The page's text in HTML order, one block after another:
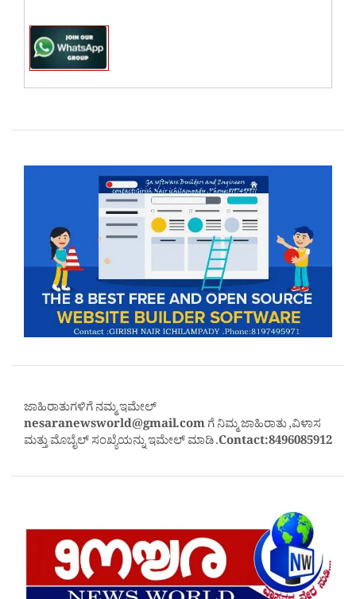
ಜಾಹಿರಾತುಗಳಿಗೆ ನಮ್ಮ ಇಮೇಲ್
nesaranewsworld@gmail.comಗೆ ನಿಮ್ಮ ಜಾಹಿರಾತು ,ವಿಳಾಸ
ಮತ್ತು ಮೊಬೈಲ್ ಸಂಖ್ಯೆಯನ್ನು ಇಮೇಲ್ ಮಾಡಿ .Contact:8496085912